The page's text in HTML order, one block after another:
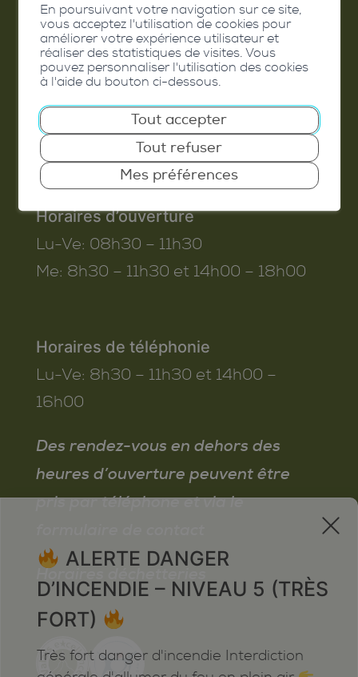
Commune de Conthey
Route de Savoie 54
1975 St-Séverin
T. 027 345 45 45
info@conthey.ch
Horaires d’ouverture
Lu-Ve: 08h30 – 11h30
Me: 8h30 – 11h30 et 14h00 – 18h00
Horaires de téléphonie
Lu-Ve: 8h30 – 11h30 et 14h00 –
16h00
Des rendez-vous en dehors des
heures d’ouverture peuvent être
pris par téléphone et via le
Horaires déchetteries
x
ALERTE DANGER
D’INCENDIE – NIVEAU 5 (TRÈS
FORT)
Très fort danger d'incendie Interdiction
En poursuivant votre navigation sur ce site,
vous acceptez l'utilisation de cookies pour
améliorer votre expérience utilisateur et
réaliser des statistiques de visites. Vous
pouvez personnaliser l'utilisation des cookies
à l'aide du bouton ci-dessous.
Tout accepter
Tout refuser
Mes préférences